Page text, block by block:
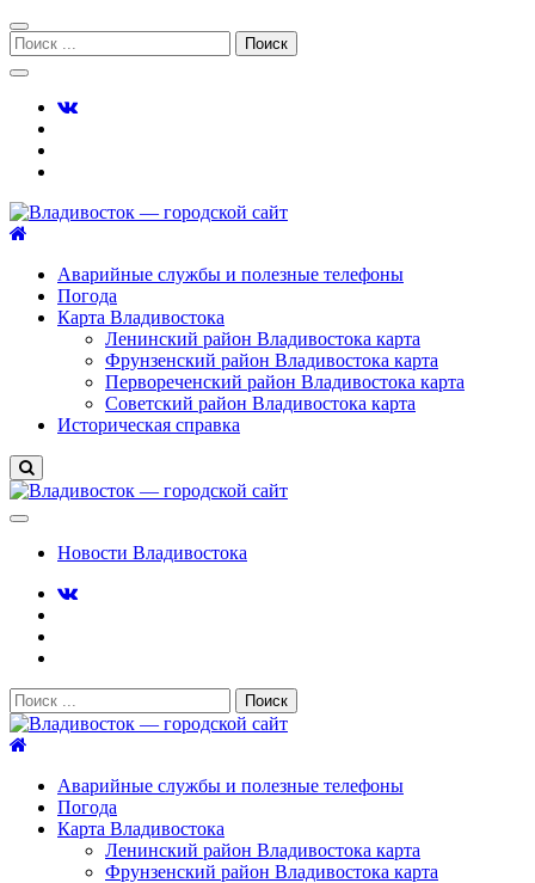
Перейти
к
навигации
Перейти
к
содержимому
Поиск:
Аварийные службы и полезные телефоны
Погода
Карта Владивостока
Ленинский район Владивостока карта
Фрунзенский район Владивостока карта
Первореченский район Владивостока карта
Советский район Владивостока карта
Историческая справка
Новости Владивостока
Поиск:
Аварийные службы и полезные телефоны
Погода
Карта Владивостока
Ленинский район Владивостока карта
Фрунзенский район Владивостока карта